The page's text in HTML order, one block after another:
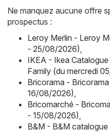
Ne manquez aucune offre
prospectus :
Leroy Merlin - Leroy
- 25/08/2026)
IKEA - Ikea
Family (du mercredi
Bricorama -
16/08/2026)
Bricomarché -
- 15/08/2026)
B&M - B&M